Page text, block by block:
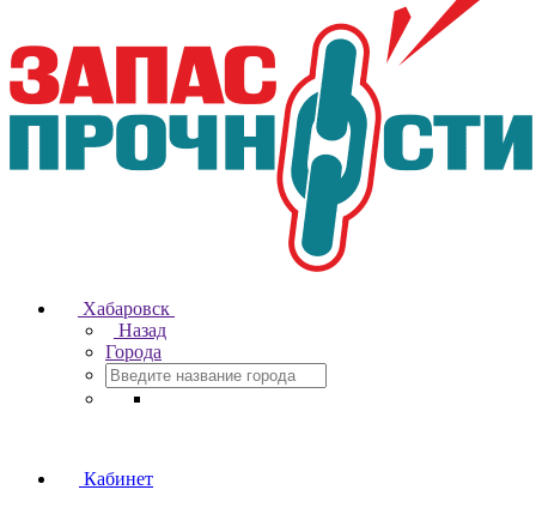
Хабаровск
Назад
Города
Кабинет